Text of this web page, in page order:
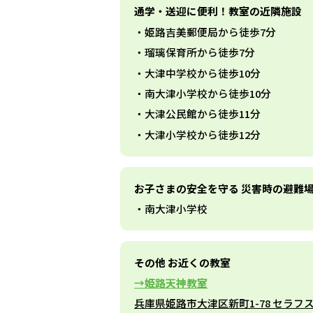
通学・送迎に便利！教室の近隣施設
姫路吉美郵便局から徒歩7分
瑠璃保育所から徒歩7分
大津中学校から徒歩10分
南大津小学校から徒歩10分
大津公民館から徒歩11分
大津小学校から徒歩12分
お子さまの安全を守る 災害時の避難
南大津小学校
その他 お近くの教室
姫路天神教室
兵庫県姫路市大津区新町1-78 セラフ